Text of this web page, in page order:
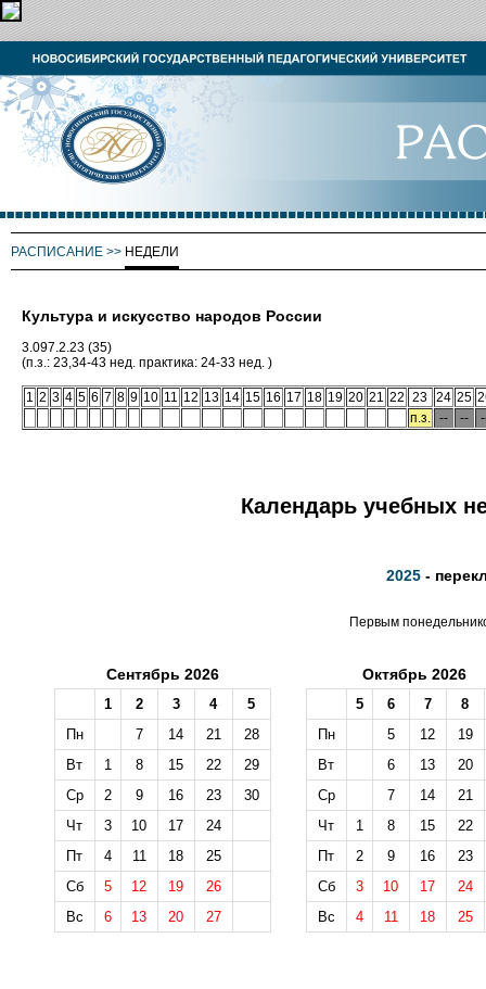
РАСПИСАНИЕ >> НЕДЕЛИ
Культура и искусство народов России
3.097.2.23 (35)
(п.з.: 23,34-43 нед. практика: 24-33 нед. )
1 2 3 4 5 6 7 8 9 10 11 12 13 14 15 16 17 18 19 20 21 22 23 24 25
п.з. -- --
Календарь учебных
2025 -
Первым
Сентябрь 2026
1 2 3 4
5
Пн
7 14 21
28
Вт
1 8 15 22
29
Ср
2 9 16 23
30
Чт
3 10 17
24
Пт
4 11 18
25
Сб
5 12 19
26
Вс
6 13 20 27
Октябрь 2026
5 6 7
8
Пн
5 12
19
Вт
6 13
20
Ср
7 14
21
Чт
1 8 15
22
Пт
2 9 16
23
Сб
3 10 17
24
Вс
4 11 18 25